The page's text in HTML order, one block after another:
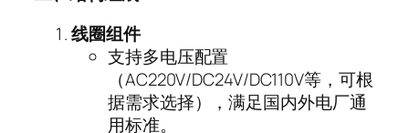
线圈组件
支持多电压配置
（AC220V/DC24V/DC110V等，可根
据需求选择），满足国内外电厂通
用标准。